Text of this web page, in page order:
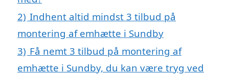
2) Indhent altid mindst 3 tilbud på
montering af emhætte i Sundby
3) Få nemt 3 tilbud på montering af
emhætte i Sundby, du kan være tryg ved